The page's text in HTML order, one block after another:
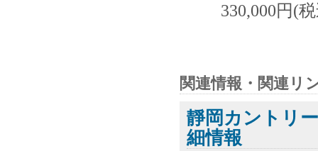
330,000円(税
関連情報・関連リ
靜岡カントリ
細情報